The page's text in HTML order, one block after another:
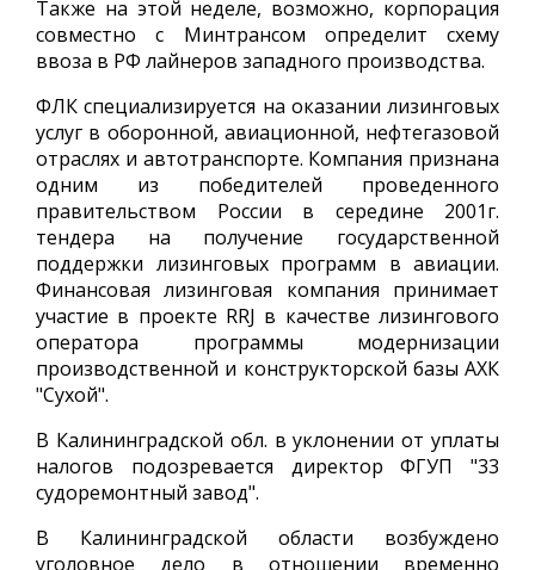
Также на этой неделе, возможно, корпорация
совместно с Минтрансом определит схему
ввоза в РФ лайнеров западного производства.
ФЛК специализируется на оказании лизинговых
услуг в оборонной, авиационной, нефтегазовой
отраслях и автотранспорте. Компания признана
одним из победителей проведенного
правительством России в середине 2001г.
тендера на получение государственной
поддержки лизинговых программ в авиации.
Финансовая лизинговая компания принимает
участие в проекте RRJ в качестве лизингового
оператора программы модернизации
производственной и конструкторской базы АХК
"Сухой".
В Калининградской обл. в уклонении от уплаты
налогов подозревается директор ФГУП "33
судоремонтный завод".
В Калининградской области возбуждено
уголовное дело в отношении временно